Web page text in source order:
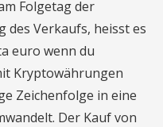
Folgetag der
des Verkaufs, heisst es
euro wenn du
Kryptowährungen
Zeichenfolge in eine
Der Kauf von